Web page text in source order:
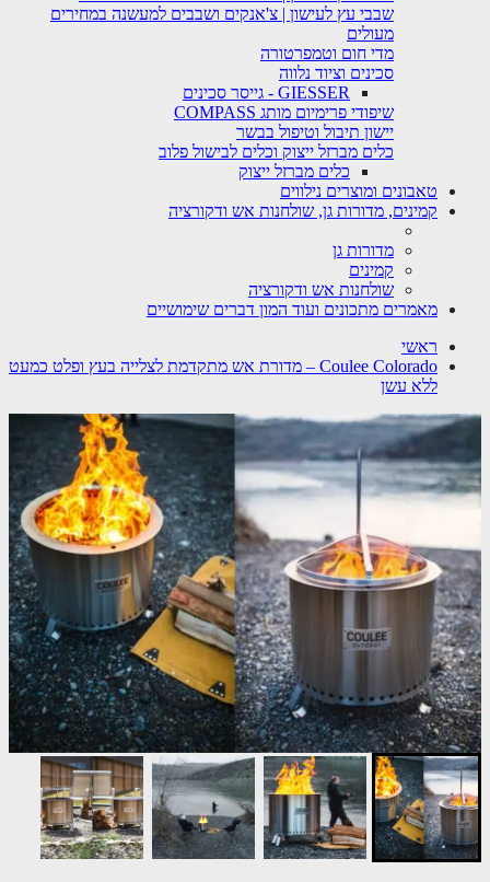
שבבי עץ לעישון | צ'אנקים ושבבים למעשנה במחירים
מעולים
מדי חום וטמפרטורה
סכינים וציוד נלווה
GIESSER - גייסר סכינים
שיפודי פרימיום מותג COMPASS
יישון תיבול וטיפול בבשר
כלים מברזל ייצוק וכלים לבישול פלוב
כלים מברזל ייצוק
טאבונים ומוצרים נילווים
קמינים, מדורות גן, שולחנות אש ודקורציה
מדורות גן
קמינים
שולחנות אש ודקורציה
מאמרים מתכונים ועוד המון דברים שימושיים
ראשי
Coulee Colorado – מדורת אש מתקדמת לצלייה בעץ ופלט כמעט
ללא עשן